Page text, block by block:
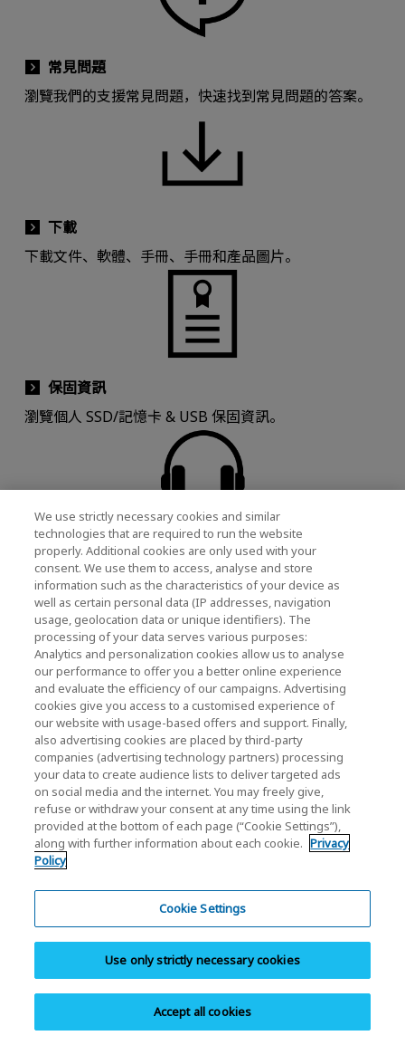
常見問題
瀏覽我們的支援常見問題，快速找到常見問題的答案。
下載
下載文件、軟體、手冊、手冊和產品圖片。
保固資訊
瀏覽個人 SSD/記憶卡 & USB 保固資訊。
聯絡支援
聯絡客戶支援部門，取得產品相關協助。
客服支援
分享此頁面
microSD 記憶卡
EXCERIA HIGH ENDURANCE G2 microSD 記憶卡
EXCERIA HIGH ENDURANCE microSD 記憶卡
EXCERIA PLUS G2 microSD 記憶卡
EXCERIA PLUS microSD 記憶卡
EXCERIA G3 microSD 記憶卡
We use strictly necessary cookies and similar
technologies that are required to run the website
properly. Additional cookies are only used with your
consent. We use them to access, analyse and store
information such as the characteristics of your device as
well as certain personal data (IP addresses, navigation
usage, geolocation data or unique identifiers). The
processing of your data serves various purposes:
Analytics and personalization cookies allow us to analyse
our performance to offer you a better online experience
and evaluate the efficiency of our campaigns. Advertising
cookies give you access to a customised experience of
our website with usage-based offers and support. Finally,
also advertising cookies are placed by third-party
companies (advertising technology partners) processing
your data to create audience lists to deliver targeted ads
on social media and the internet. You may freely give,
refuse or withdraw your consent at any time using the link
provided at the bottom of each page (“Cookie Settings”),
along with further information about each cookie. Privacy
Policy
Cookie Settings
Use only strictly necessary cookies
Accept all cookies